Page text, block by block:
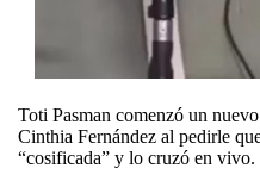
Toti Pasman comenzó un
Cinthia Fernández al pedirle
“cosificada” y lo cruzó en vivo.